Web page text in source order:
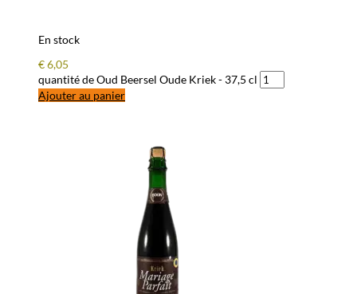
En stock
€6,05
quantité de Oud Beersel Oude Kriek - 37,5 cl
Ajouter au panier